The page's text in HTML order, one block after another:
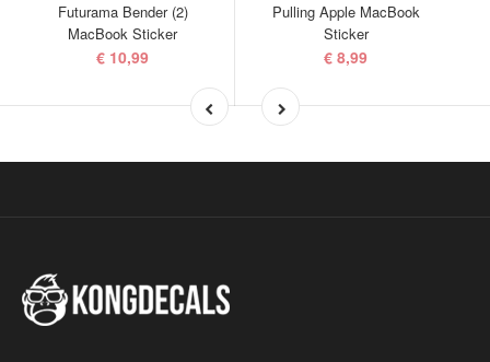
Futurama Bender (2)
MacBook Sticker
€ 10,99
Pulling Apple MacBook
Sticker
€ 8,99